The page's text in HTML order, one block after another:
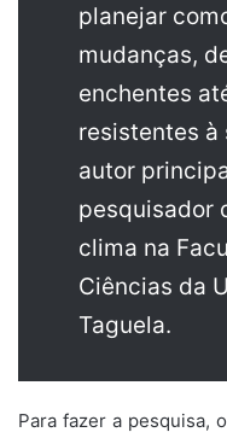
planejar
mudanças,
enchentes
resistentes à
autor
pesquisador
clima na
Ciências da
Taguela.
Para fazer a pesquisa,